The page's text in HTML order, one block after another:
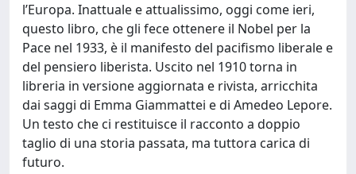
l’Europa. Inattuale e attualissimo, oggi come ieri,
questo libro, che gli fece ottenere il Nobel per la
Pace nel 1933, è il manifesto del pacifismo liberale e
del pensiero liberista. Uscito nel 1910 torna in
libreria in versione aggiornata e rivista, arricchita
dai saggi di Emma Giammattei e di Amedeo Lepore.
Un testo che ci restituisce il racconto a doppio
taglio di una storia passata, ma tuttora carica di
futuro.